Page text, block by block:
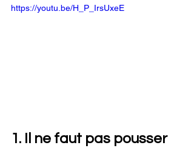
https://youtu.be/H_P_IrsUxeE
1. Il ne faut pas pousser